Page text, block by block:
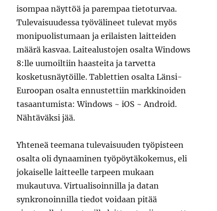
isompaa näyttöä ja parempaa tietoturvaa.
Tulevaisuudessa työvälineet tulevat myös
monipuolistumaan ja erilaisten laitteiden
määrä kasvaa. Laitealustojen osalta Windows
8:lle uumoiltiin haasteita ja tarvetta
kosketusnäytöille. Tablettien osalta Länsi-
Euroopan osalta ennustettiin markkinoiden
tasaantumista: Windows ~ iOS ~ Android.
Nähtäväksi jää.
Yhteneä teemana tulevaisuuden työpisteen
osalta oli dynaaminen työpöytäkokemus, eli
jokaiselle laitteelle tarpeen mukaan
mukautuva. Virtualisoinnilla ja datan
synkronoinnilla tiedot voidaan pitää